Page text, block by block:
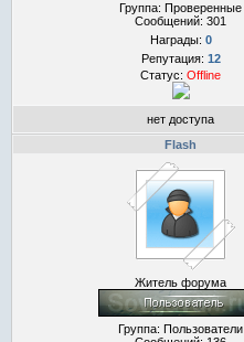
Группа: Проверенные
Сообщений: 301
Награды: 0
Репутация: 12
Статус: Offline
нет доступа
Flash
Житель форума
Группа: Пользователи